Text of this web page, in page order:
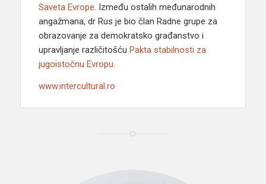
Saveta Evrope. Između ostalih međunarodnih
angažmana, dr Rus je bio član Radne grupe za
obrazovanje za demokratsko građanstvo i
upravljanje različitošću Pakta stabilnosti za
jugoistočnu Evropu.
www.intercultural.ro